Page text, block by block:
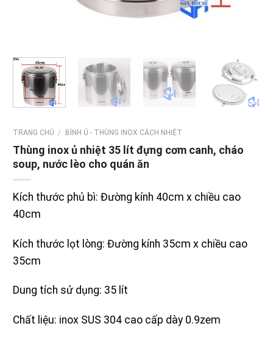
TRANG CHỦ / BÌNH Ủ - THÙNG INOX CÁCH NHIỆT
Thùng inox ủ nhiệt 35 lít đựng cơm canh, cháo
soup, nước lèo cho quán ăn
Kích thước phủ bì: Đường kính 40cm x chiều cao
40cm
Kích thước lọt lòng: Đường kính 35cm x chiều cao
35cm
Dung tích sử dụng: 35 lít
Chất liệu: inox SUS 304 cao cấp dày 0.9zem